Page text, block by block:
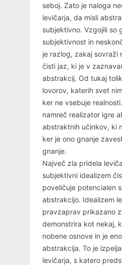
seboj. Zato je naloga
levičarja, da misli
subjektivno. Vzgojili so
subjektivnost in
je razlog, zakaj sovraži
čisti jaz, ki je v
abstrakcij. Od tukaj
lovorov, katerih svet
ker ne vsebuje
namreč realizator igre
abstraktnih učinkov, ki
ker je ono gnanje
gnanje.
Največ zla pridela
subjektivni idealizem
poveličuje potencialen
abstrakcijo. Idealizem
pravzaprav prikazano
demonstrira kot nekaj,
nobene osnove in je
abstrakcija. To je
levičarja, s katero